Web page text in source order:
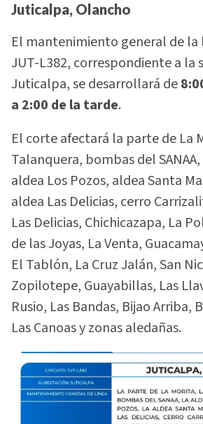
Juticalpa, Olancho
El mantenimiento general de
JUT-L382, correspondiente a la
Juticalpa, se desarrollará de
a 2:00 de la tarde.
El corte afectará la parte de La
Talanquera, bombas del
aldea Los Pozos, aldea Santa
aldea Las Delicias, cerro
Las Delicias, Chichicazapa, La
de las Joyas, La Venta,
El Tablón, La Cruz Jalán, San
Zopilotepe, Guayabillas, Las
Rusio, Las Bandas, Bijao Arriba,
Las Canoas y zonas aledañas.